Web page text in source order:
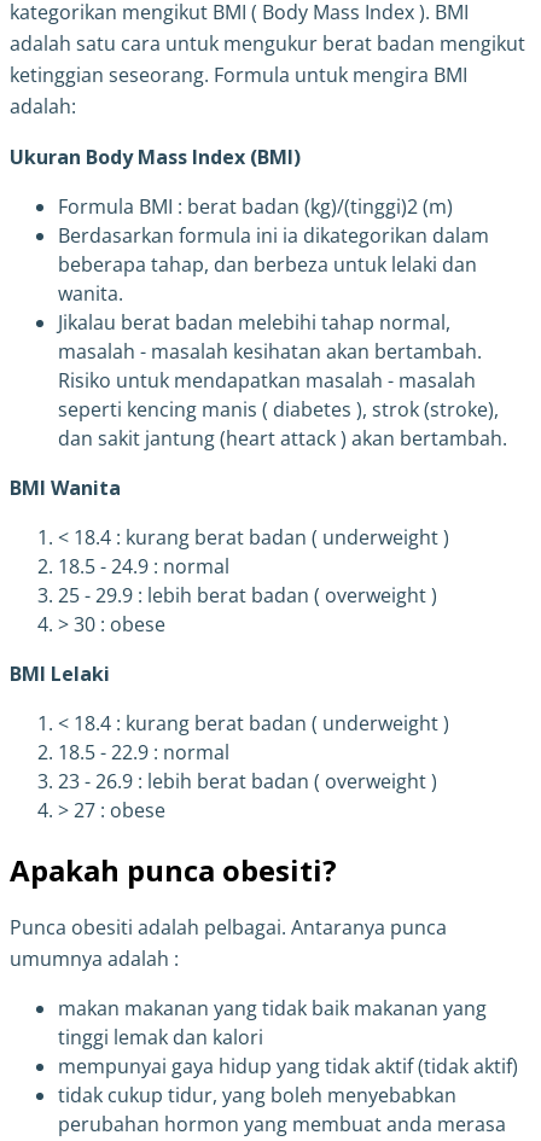
kategorikan mengikut BMI ( Body Mass Index ). BMI
adalah satu cara untuk mengukur berat badan mengikut
ketinggian seseorang. Formula untuk mengira BMI
adalah:
Ukuran Body Mass Index (BMI)
Formula BMI : berat badan (kg)/(tinggi)2 (m)
Berdasarkan formula ini ia dikategorikan dalam
beberapa tahap, dan berbeza untuk lelaki dan
wanita.
Jikalau berat badan melebihi tahap normal,
masalah - masalah kesihatan akan bertambah.
Risiko untuk mendapatkan masalah - masalah
seperti kencing manis ( diabetes ), strok (stroke),
dan sakit jantung (heart attack ) akan bertambah.
BMI Wanita
< 18.4 : kurang berat badan ( underweight )
18.5 - 24.9 : normal
25 - 29.9 : lebih berat badan ( overweight )
> 30 : obese
BMI Lelaki
< 18.4 : kurang berat badan ( underweight )
18.5 - 22.9 : normal
23 - 26.9 : lebih berat badan ( overweight )
> 27 : obese
Apakah punca obesiti?
Punca obesiti adalah pelbagai. Antaranya punca
umumnya adalah :
makan makanan yang tidak baik makanan yang
tinggi lemak dan kalori
mempunyai gaya hidup yang tidak aktif (tidak aktif)
tidak cukup tidur, yang boleh menyebabkan
perubahan hormon yang membuat anda merasa